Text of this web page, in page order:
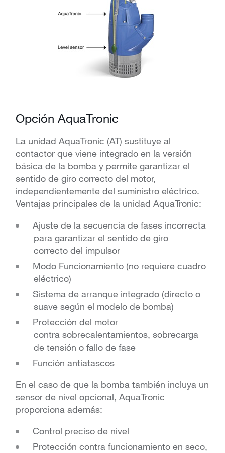
Opción AquaTronic
La unidad AquaTronic (AT) sustituye al
contactor que viene integrado en la versión
básica de la bomba y permite garantizar el
sentido de giro correcto del motor,
independientemente del suministro eléctrico.
Ventajas principales de la unidad AquaTronic:
Ajuste de la secuencia de fases incorrecta
para garantizar el sentido de giro
correcto del impulsor
Modo Funcionamiento (no requiere cuadro
eléctrico)
Sistema de arranque integrado (directo o
suave según el modelo de bomba)
Protección del motor
contra sobrecalentamientos, sobrecarga
de tensión o fallo de fase
Función antiatascos
En el caso de que la bomba también incluya un
sensor de nivel opcional, AquaTronic
proporciona además:
Control preciso de nivel
Protección contra funcionamiento en seco,